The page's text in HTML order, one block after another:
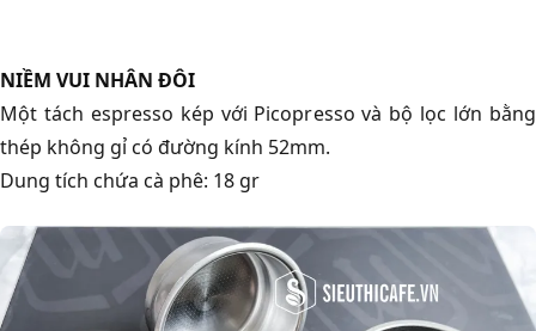
NIỀM VUI NHÂN ĐÔI
Một tách espresso kép với Picopresso và bộ lọc lớn bằng
thép không gỉ có đường kính 52mm.
Dung tích chứa cà phê: 18 gr